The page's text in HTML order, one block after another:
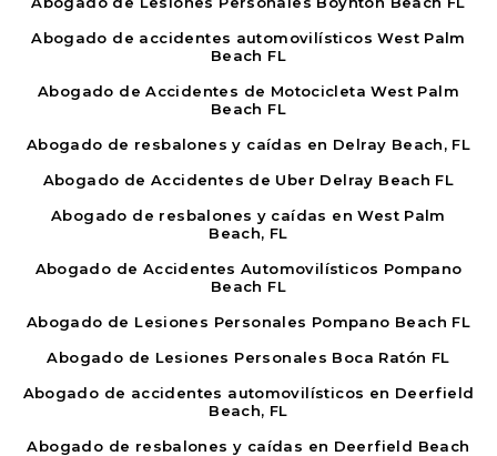
Abogado de accidentes automovilísticos West Palm
Beach FL
Abogado de Accidentes de Motocicleta West Palm
Beach FL
Abogado de resbalones y caídas en Delray Beach, FL
Abogado de Accidentes de Uber Delray Beach FL
Abogado de resbalones y caídas en West Palm
Beach, FL
Abogado de Accidentes Automovilísticos Pompano
Beach FL
Abogado de Lesiones Personales Pompano Beach FL
Abogado de Lesiones Personales Boca Ratón FL
Abogado de accidentes automovilísticos en Deerfield
Beach, FL
Abogado de resbalones y caídas en Deerfield Beach